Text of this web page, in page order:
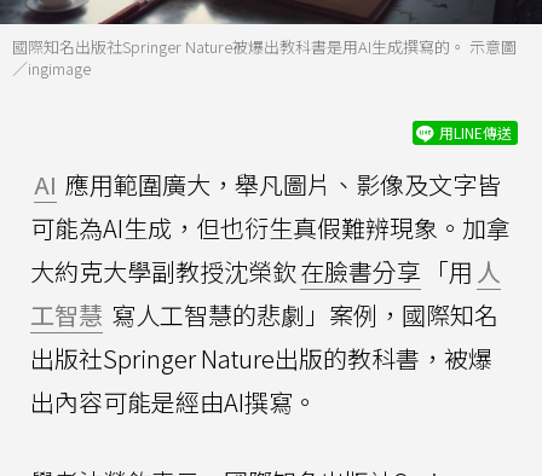
國際知名出版社Springer Nature被爆出教科書是用AI生成撰寫的。 示意圖
／ingimage
用LINE傳送
AI 應用範圍廣大，舉凡圖片、影像及文字皆
可能為AI生成，但也衍生真假難辨現象。加拿
大約克大學副教授沈榮欽在臉書分享 「用 人
工智慧 寫人工智慧的悲劇」案例，國際知名
出版社Springer Nature出版的教科書，被爆
出內容可能是經由AI撰寫。